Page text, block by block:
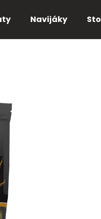
Navijáky